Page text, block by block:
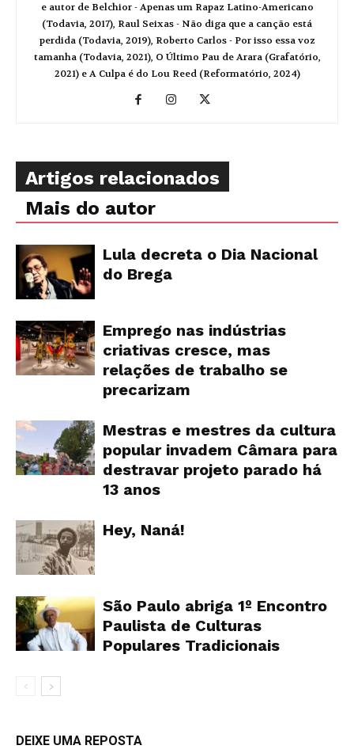
e autor de Belchior - Apenas um Rapaz Latino-Americano
(Todavia, 2017), Raul Seixas - Não diga que a canção está
perdida (Todavia, 2019), Roberto Carlos - Por isso essa voz
tamanha (Todavia, 2021), O Último Pau de Arara (Grafatório,
2021) e A Culpa é do Lou Reed (Reformatório, 2024)
Artigos relacionados
Mais do autor
Lula decreta o Dia Nacional
do Brega
Emprego nas indústrias
criativas cresce, mas
relações de trabalho se
precarizam
Mestras e mestres da cultura
popular invadem Câmara para
destravar projeto parado há
13 anos
Hey, Naná!
São Paulo abriga 1º Encontro
Paulista de Culturas
Populares Tradicionais
DEIXE UMA REPOSTA